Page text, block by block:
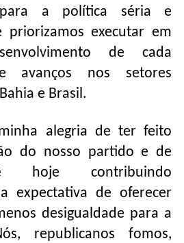
para a política séria e
priorizamos executar em
de cada
avanços nos setores
e Brasil.
alegria de ter feito
do nosso partido e de
hoje contribuindo
expectativa de oferecer
desigualdade para a
republicanos fomos,